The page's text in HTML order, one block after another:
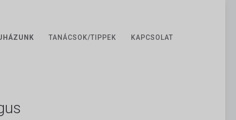
TANÁCSOK/TIPPEK KAPCSOLAT